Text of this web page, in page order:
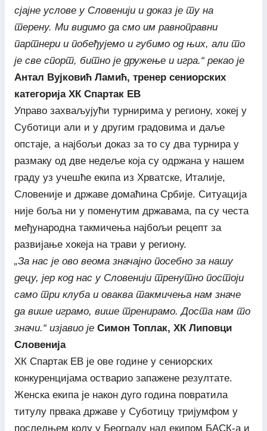
сјајне услове у Словенији и доказ је ту на
терену. Ми видимо да смо им равноправни
партнери и побеђујемо и губимо од њих, али то
је све спорт, битно је дружење и игра.“ рекао је
Антал Вујковић Ламић, тренер сениорских
категорија ХК Спартак ЕВ
Управо захваљујући турнирима у региону, хокеј у
Суботици али и у другим градовима и даље
опстаје, а најбољи доказ за то су два турнира у
размаку од две недеље која су одржана у нашем
граду уз учешће екипа из Хрватске, Италије,
Словеније и државе домаћина Србије. Ситуација
није боља ни у поменутим државама, па су честа
међународна такмичења најбољи рецепт за
развијање хокеја на трави у региону.
„За нас је ово веома значајно посебно за нашу
децу, јер код нас у Словенији тренутно постоји
само три клуба и оваква такмичења нам значе
да више играмо, више тренирамо. Доста нам то
значи.“ изјавио је Симон Топлак, ХК Липовци
Словенија
ХК Спартак ЕВ је ове године у сениорских
конкуренцијама остварио запажене резултате.
Женска екипа је након дуго година повратила
титулу првака државе у Суботицу тријумфом у
последњем колу у Београду над екипом БАСК-а и